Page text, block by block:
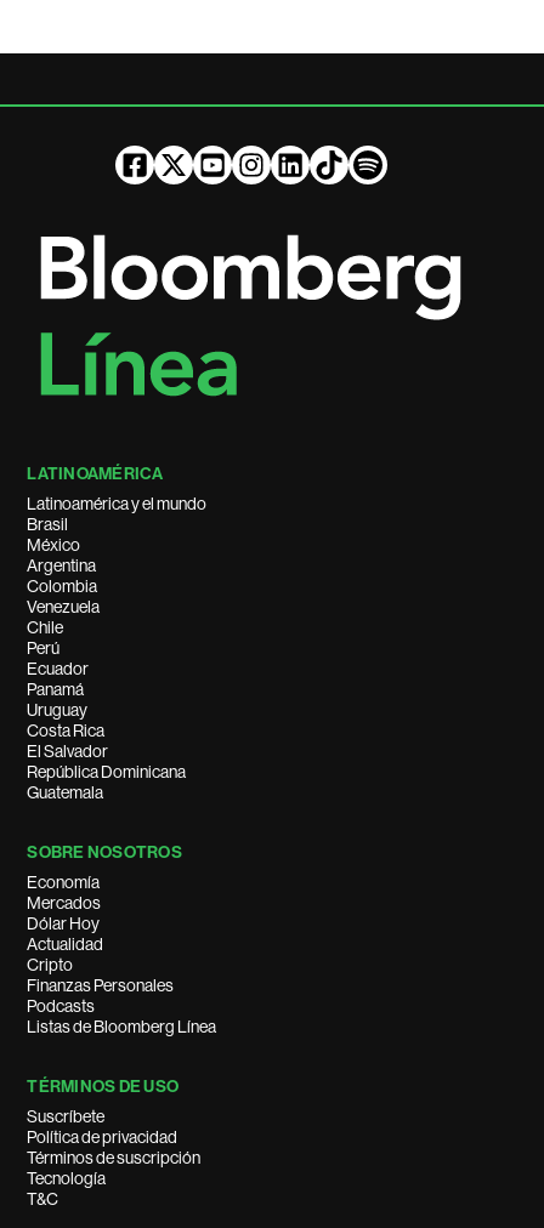
LATINOAMÉRICA
Latinoamérica y el mundo
Brasil
México
Argentina
Colombia
Venezuela
Chile
Perú
Ecuador
Panamá
Uruguay
Costa Rica
El Salvador
República Dominicana
Guatemala
SOBRE NOSOTROS
Economía
Mercados
Dólar Hoy
Actualidad
Cripto
Finanzas Personales
Podcasts
Listas de Bloomberg Línea
TÉRMINOS DE USO
Suscríbete
Política de privacidad
Términos de suscripción
Tecnología
T&C